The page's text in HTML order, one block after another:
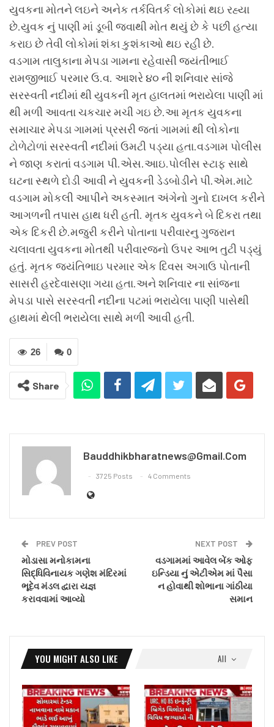
યુવકના મોતને લઇને અનેક તર્કવિતર્ક લોકોમાં થઇ રહ્યા
છે.યુવક નું પાણી માં ડૂબી જવાથી મોત થયું છે કે પછી હત્યા
કરાઇ છે તેવી લોકોમાં શંકા કુશંકાઓ થઇ રહી છે.
વડગામ તાલુકાના મેપડા ગામના રહેવાસી જયંતીભાઈ
રામજીભાઈ પરમાર ઉ.વ. આશરે ૪૦ ની શનિવાર સાંજે
સરસ્વતી નદીમાં થી યુવકની મૃત હાલતમાં ભરાયેલા પાણી માં
થી મળી આવતા ચકચાર મચી ગઇ છે.આ મૃતક યુવકના
સમાચાર મેપડા ગામમાં પ્રસરી જતાં ગામમાં થી લોકોના
ટોળેટોળાં સરસ્વતી નદીમાં ઉમટી પડ્યા હતા.વડગામ પોલીસ
ને જાણ કરાતાં વડગામ પી.એસ.આઇ.પોલીસ સ્ટાફ સાથે
ઘટના સ્થળે દોડી આવી ને યુવકની ડેડબોડીને પી.એમ.માટે
વડગામ મોકલી આપીને અકસ્માત અંગેનો ગુનો દાખલ કરીને
આગળની તપાસ હાથ ધરી હતી. મૃતક યુવકને બે દિકરા તથા
એક દિકરી છે.મજુરી કરીને પોતાના પરીવારનુ ગુજરાન
ચલાવતા યુવકના મોતથી પરીવારજનો ઉપર આભ તુટી પડ્યું
હતું. મૃતક જયંતિભાઇ પરમાર એક દિવસ અગાઉ પોતાની
સાસરી હરદેવાસણા ગયા હતા.અને શનિવાર ના સાંજના
મેપડા પાસે સરસ્વતી નદીના પટમાં ભરાયેલા પાણી પાસેથી
હાથમાં થેલી ભરાયેલા સાથે મળી આવી હતી.
0
26
Share
Bauddhikbharatnews@gmail.com
3725 Posts 4 Comments
PREV POST
મોડાસા મનોકામના
સિદ્ધિવિનાયક ગણેશ મંદિરમાં
ભૂદેવ મંડલ દ્વારા યજ્ઞ
કરાવવામાં આવ્યો
NEXT POST
વડગામમાં આવેલ બેંક ઓફ
ઇન્ડિયા નું એટીએમ માં પૈસા
ન હોવાથી શોભાના ગાંઠીયા
સમાન
All
YOU MIGHT ALSO LIKE